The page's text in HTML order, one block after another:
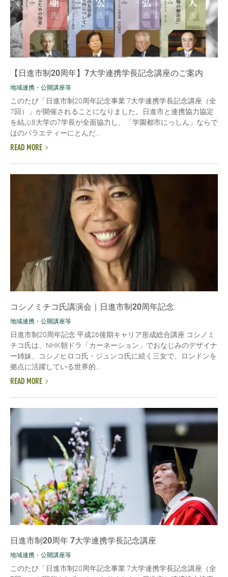
【日進市制20周年】7大学連携学長記念講座のご案内
地域連携・公開講座等
このたび「日進市制20周年記念事業 7大学連携学長記念講座（全
7回）」が開催されることになりました。日進市と連携協力協定
を結ぶ8大学の7学長が全面協力し、「学園都市にっしん」ならで
はのバラエティーにとんだ...
READ MORE
コシノミチコ氏講演会｜日進市制20周年記念
地域連携・公開講座等
日進市制20周年記念 平成26後期キャリア形成総合講座 コシノミ
チコ氏は、NHK朝ドラ「カーネーション」でおなじみのデザイナ
ー姉妹、コシノヒロコ氏・ジュンコ氏に続く三女で、ロンドンを
拠点に活躍している世界的...
READ MORE
日進市制20周年 7大学連携学長記念講座
地域連携・公開講座等
このたび「日進市制20周年記念事業 7大学連携学長記念講座（全